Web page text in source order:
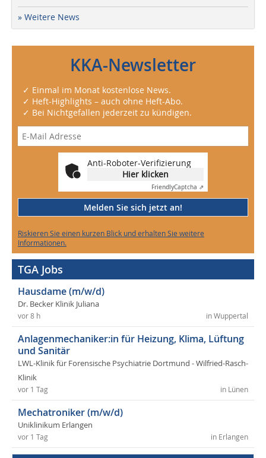
» Weitere News
KKA-Newsletter
✓ Einmal im Monat kostenlose News.
✓ Heft-Highlights – auch ohne Heft-Abo.
✓ Bei Nichtgefallen jederzeit zu kündigen.
Anti-Roboter-Verifizierung
Hier klicken
FriendlyCaptcha ⇗
Melden Sie sich jetzt an!
Riskieren Sie einen kurzen Blick und erhalten Sie weitere
Informationen.
TGA Jobs
Hausdame (m/w/d)
Dr. Becker Klinik Juliana
in Wuppertal
vor 8 h
Anlagenmechaniker:in für Heizung, Klima, Lüftung
und Sanitär
LWL-Klinik für Forensische Psychiatrie Dortmund - Wilfried-Rasch-
Klinik
in Lünen
vor 1 Tag
Mechatroniker (m/w/d)
Uniklinikum Erlangen
in Erlangen
vor 1 Tag